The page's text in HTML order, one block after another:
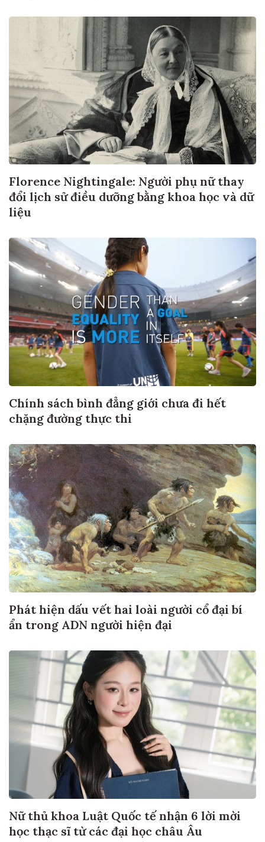
Florence Nightingale: Người phụ nữ thay
đổi lịch sử điều dưỡng bằng khoa học và dữ
liệu
Chính sách bình đẳng giới chưa đi hết
chặng đường thực thi
Phát hiện dấu vết hai loài người cổ đại bí
ẩn trong ADN người hiện đại
Nữ thủ khoa Luật Quốc tế nhận 6 lời mời
học thạc sĩ từ các đại học châu Âu